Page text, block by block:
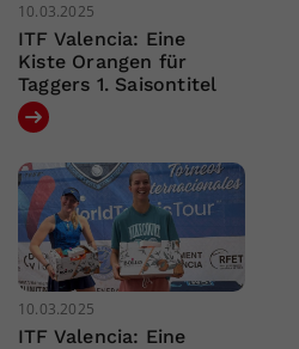
10.03.2025
ITF Valencia: Eine
Kiste Orangen für
Taggers 1. Saisontitel
10.03.2025
ITF Valencia: Eine